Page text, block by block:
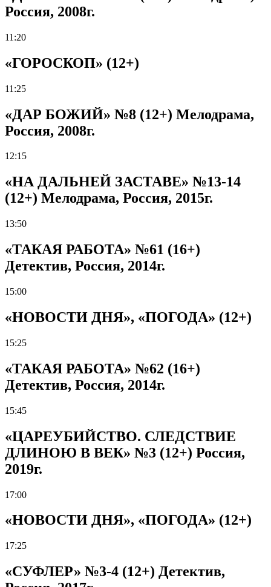
Россия, 2008г.
11:20
«ГОРОСКОП» (12+)
11:25
«ДАР БОЖИЙ» №8 (12+) Мелодрама,
Россия, 2008г.
12:15
«НА ДАЛЬНЕЙ ЗАСТАВЕ» №13-14
(12+) Мелодрама, Россия, 2015г.
13:50
«ТАКАЯ РАБОТА» №61 (16+)
Детектив, Россия, 2014г.
15:00
«НОВОСТИ ДНЯ», «ПОГОДА» (12+)
15:25
«ТАКАЯ РАБОТА» №62 (16+)
Детектив, Россия, 2014г.
15:45
«ЦАРЕУБИЙСТВО. СЛЕДСТВИЕ
ДЛИНОЮ В ВЕК» №3 (12+) Россия,
2019г.
17:00
«НОВОСТИ ДНЯ», «ПОГОДА» (12+)
17:25
«СУФЛЕР» №3-4 (12+) Детектив,